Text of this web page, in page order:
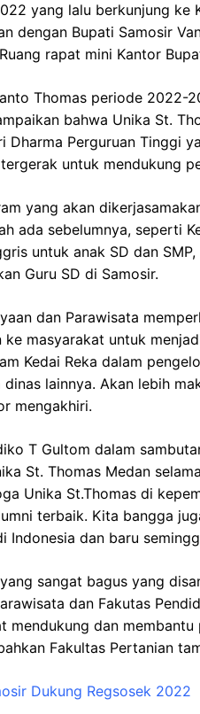
yang lalu berkunjung ke
dengan Bupati Samosir
rapat mini Kantor
Thomas periode 2022-
bahwa Unika St.
Dharma Perguruan Tinggi
untuk mendukung
yang akan
ada sebelumnya, seperti
untuk anak SD dan
Guru SD di Samosir.
dan Parawisata
ke masyarakat untuk
Kedai Reka dalam
lainnya. Akan lebih
mengakhiri.
T Gultom dalam
St. Thomas Medan
Unika St.Thomas di
terbaik. Kita bangga
Indonesia dan baru
sangat bagus yang
dan Fakutas
mendukung dan
Fakultas Pertanian
Dukung Regsosek 2022